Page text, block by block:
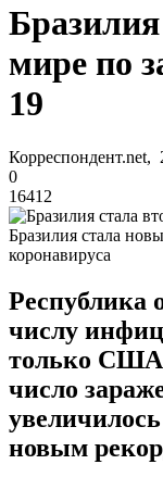
мире по
19
Корреспондент.net,
0
16412
Бразилия стала
коронавируса
Республика
числу
только
число
новым